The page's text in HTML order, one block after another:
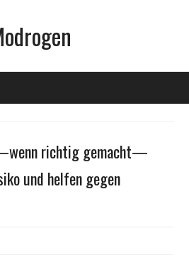
richtig gemacht—
und helfen gegen